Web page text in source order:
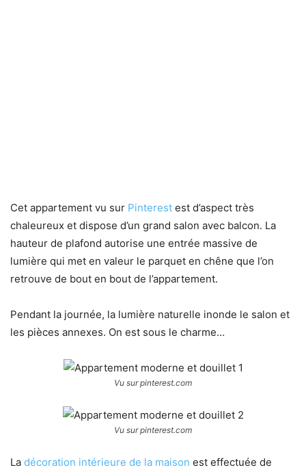
Cet appartement vu sur Pinterest est d’aspect très
chaleureux et dispose d’un grand salon avec balcon. La
hauteur de plafond autorise une entrée massive de
lumière qui met en valeur le parquet en chêne que l’on
retrouve de bout en bout de l’appartement.
Pendant la journée, la lumière naturelle inonde le salon et
les pièces annexes. On est sous le charme…
Vu sur pinterest.com
Vu sur pinterest.com
La décoration intérieure de la maison est effectuée de